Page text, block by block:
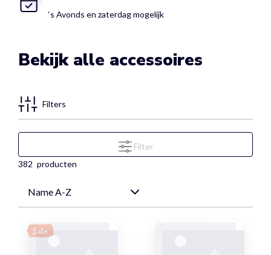
‘s Avonds en zaterdag mogelijk
Bekijk alle accessoires
Filters
Filter
382 producten
Sale